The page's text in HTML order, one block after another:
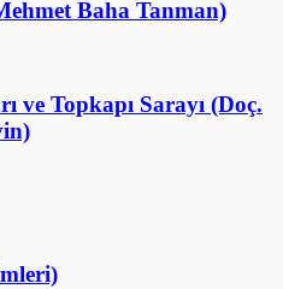
Baha Tanman)
ve Topkapı Sarayı (Doç.